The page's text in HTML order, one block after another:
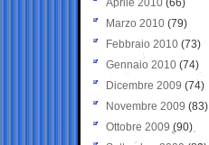
Aprile 2010 (66)
Marzo 2010 (79)
Febbraio 2010 (73)
Gennaio 2010 (74)
Dicembre 2009 (74)
Novembre 2009 (83)
Ottobre 2009 (90)